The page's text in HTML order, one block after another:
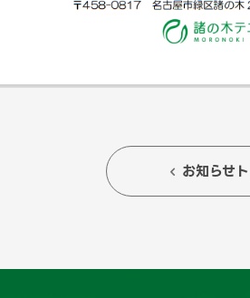
 お知らせ